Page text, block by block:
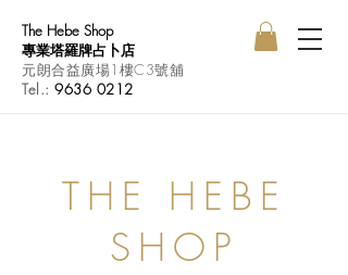
The Hebe Shop
專業塔羅牌占卜店
元朗合益廣場1樓C3號舖
Tel.:9636 0212
THE HEBE
SHOP